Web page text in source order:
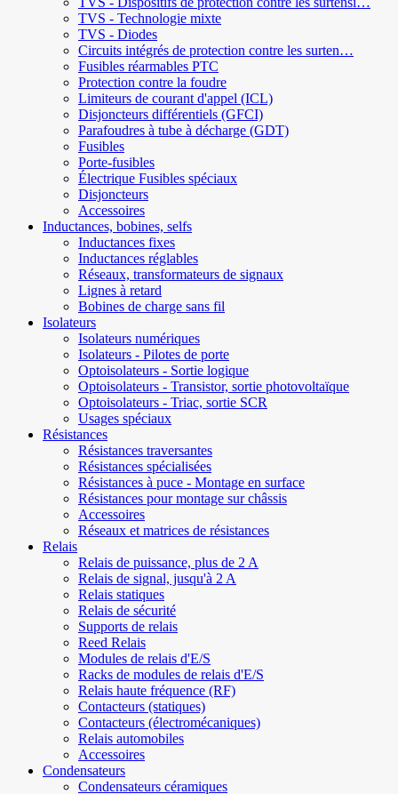
TVS - Technologie mixte
TVS - Diodes
Circuits intégrés de protection contre les surten…
Fusibles réarmables PTC
Protection contre la foudre
Limiteurs de courant d'appel (ICL)
Disjoncteurs différentiels (GFCI)
Parafoudres à tube à décharge (GDT)
Fusibles
Porte-fusibles
Électrique Fusibles spéciaux
Disjoncteurs
Accessoires
Inductances, bobines, selfs
Inductances fixes
Inductances réglables
Réseaux, transformateurs de signaux
Lignes à retard
Bobines de charge sans fil
Isolateurs
Isolateurs numériques
Isolateurs - Pilotes de porte
Optoisolateurs - Sortie logique
Optoisolateurs - Transistor, sortie photovoltaïque
Optoisolateurs - Triac, sortie SCR
Usages spéciaux
Résistances
Résistances traversantes
Résistances spécialisées
Résistances à puce - Montage en surface
Résistances pour montage sur châssis
Accessoires
Réseaux et matrices de résistances
Relais
Relais de puissance, plus de 2 A
Relais de signal, jusqu'à 2 A
Relais statiques
Relais de sécurité
Supports de relais
Reed Relais
Modules de relais d'E/S
Racks de modules de relais d'E/S
Relais haute fréquence (RF)
Contacteurs (statiques)
Contacteurs (électromécaniques)
Relais automobiles
Accessoires
Condensateurs
Condensateurs céramiques